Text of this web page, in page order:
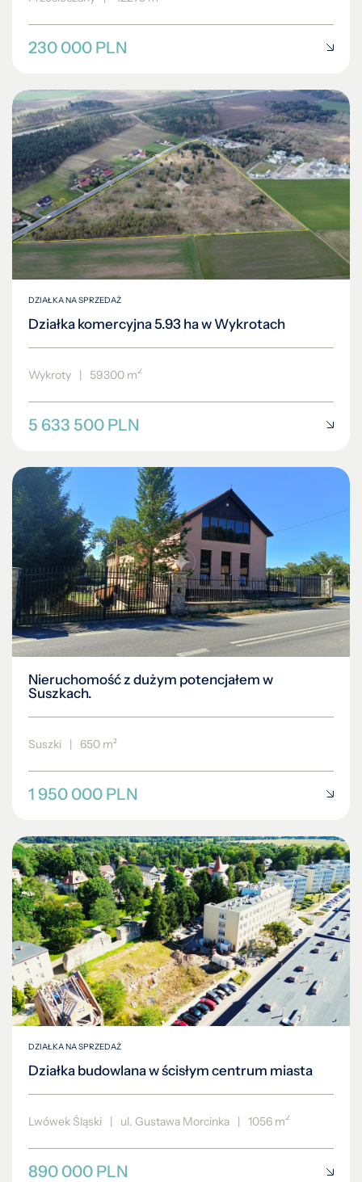
230 000 PLN
DZIAŁKA NA SPRZEDAŻ
Działka komercyjna 5.93 ha w Wykrotach
Wykroty | 59300 m2
5 633 500 PLN
Nieruchomość z dużym potencjałem w
Suszkach.
Suszki | 650 m²
1 950 000 PLN
DZIAŁKA NA SPRZEDAŻ
Działka budowlana w ścisłym centrum miasta
Lwówek Śląski | ul. Gustawa Morcinka | 1056 m2
890 000 PLN